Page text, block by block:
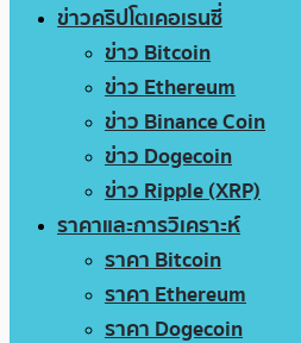
ข่าวคริปโตเคอเรนซี่
ข่าว Bitcoin
ข่าว Ethereum
ข่าว Binance Coin
ข่าว Dogecoin
ข่าว Ripple (XRP)
ราคาและการวิเคราะห์
ราคา Bitcoin
ราคา Ethereum
ราคา Dogecoin